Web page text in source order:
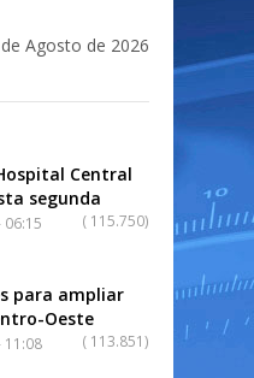
Agosto de 2026
Central
segunda
( 115.750)
06:15
para ampliar
Oeste
( 113.851)
11:08